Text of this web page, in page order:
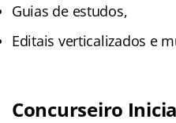
Guias de estudos,
Editais verticalizados e
Concurseiro